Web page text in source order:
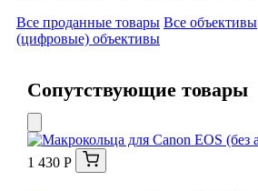
Все проданные товары Все объективы
(цифровые) объективы
Сопутствующие товары
1 430 Р